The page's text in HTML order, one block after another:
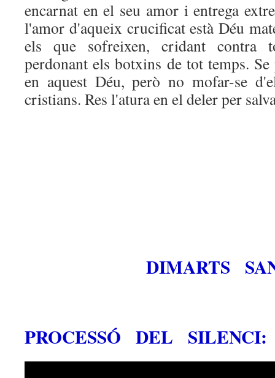
encarnat en el seu amor i entrega
l'amor d'aqueix crucificat està Déu
els que sofreixen, cridant contra
perdonant els botxins de tot temps.
en aquest Déu, però no mofar-se
cristians. Res l'atura en el deler per
DIMARTS
PROCESSÓ DEL SILENCI: